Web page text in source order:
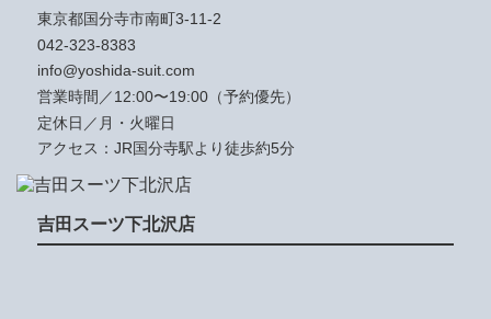
東京都国分寺市南町3-11-2
042-323-8383
info@yoshida-suit.com
営業時間／12:00〜19:00（予約優先）
定休日／月・火曜日
アクセス：JR国分寺駅より徒歩約5分
吉田スーツ下北沢店